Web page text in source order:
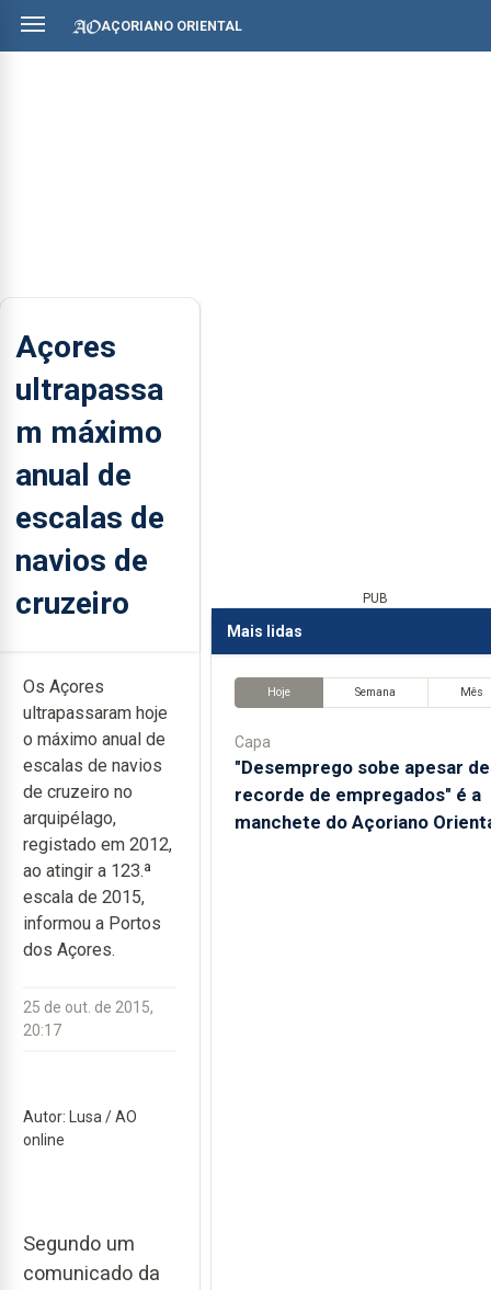
AÇORIANO ORIENTAL
Açores
ultrapassa
m máximo
anual de
escalas de
navios de
cruzeiro
Os Açores
ultrapassaram hoje
o máximo anual de
escalas de navios
de cruzeiro no
arquipélago,
registado em 2012,
ao atingir a 123.ª
escala de 2015,
informou a Portos
dos Açores.
25 de out. de 2015,
20:17
Autor: Lusa / AO
online
Segundo um
comunicado da
PUB
Mais lidas
Hoje Semana Mês
Capa
"Desemprego sobe apesar de
recorde de empregados" é a
manchete do Açoriano